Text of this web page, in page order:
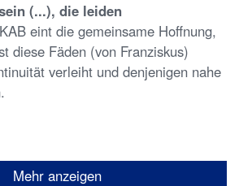
(...), die leiden
eint die gemeinsame Hoffnung,
diese Fäden (von Franziskus)
verleiht und denjenigen nahe
Mehr anzeigen